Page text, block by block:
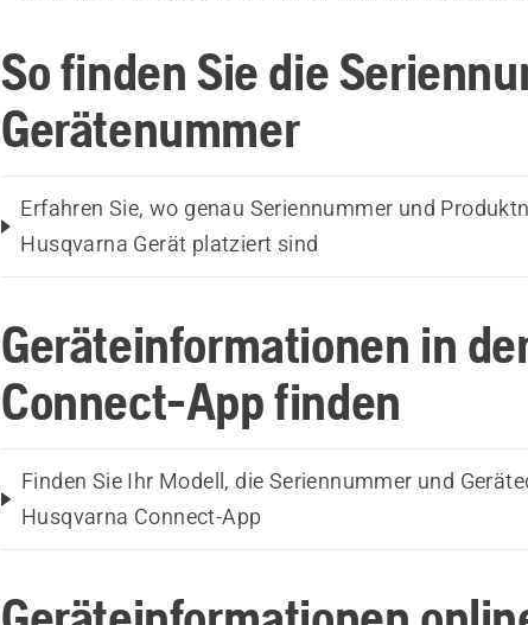
So finden Sie die
Gerätenummer
Erfahren Sie, wo genau Seriennummer und
Husqvarna Gerät platziert sind
Geräteinformationen in
Connect-App finden
Finden Sie Ihr Modell, die Seriennummer und
Husqvarna Connect-App